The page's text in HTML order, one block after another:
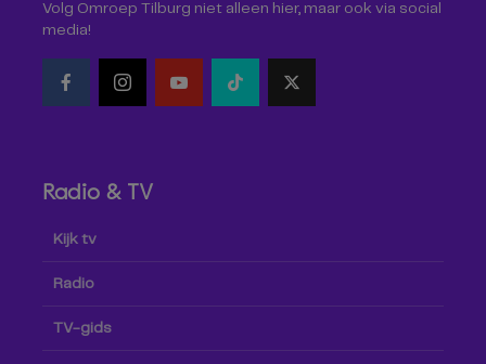
Volg Omroep Tilburg niet alleen hier, maar ook via social
media!
Radio & TV
Kijk tv
Radio
TV-gids